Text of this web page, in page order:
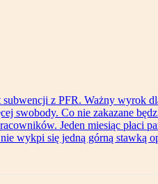
subwencji z PFR. Ważny wyrok
swobody. Co nie zakazane
Jeden miesiąc płaci
wykpi się jedną górną stawką